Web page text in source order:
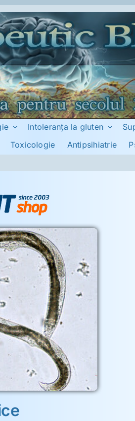
Intoleranţa la gluten
Toxicologie Antipsihiatrie